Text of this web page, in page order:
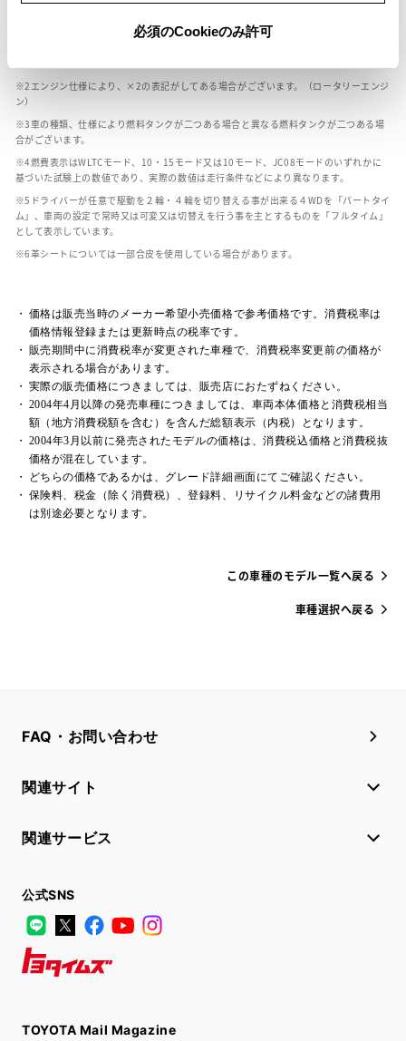
必須のCookieのみ許可
エンジン仕様により、×2の表記がしてある場合がございます。（ロータリーエンジ
ン）
車の種類、仕様により燃料タンクが二つある場合と異なる燃料タンクが二つある場
合がございます。
燃費表示はWLTCモード、10・15モード又は10モード、JC08モードのいずれかに
基づいた試験上の数値であり、実際の数値は走行条件などにより異なります。
ドライバーが任意で駆動を２輪・４輪を切り替える事が出来る４WDを「パートタイ
ム」、車両の設定で常時又は可変又は切替えを行う事を主とするものを「フルタイム」
として表示しています。
革シートについては一部合皮を使用している場合があります。
価格は販売当時のメーカー希望小売価格で参考価格です。消費税率は
価格情報登録または更新時点の税率です。
販売期間中に消費税率が変更された車種で、消費税率変更前の価格が
表示される場合があります。
実際の販売価格につきましては、販売店におたずねください。
2004年4月以降の発売車種につきましては、車両本体価格と消費税相当
額（地方消費税額を含む）を含んだ総額表示（内税）となります。
2004年3月以前に発売されたモデルの価格は、消費税込価格と消費税抜
価格が混在しています。
どちらの価格であるかは、グレード詳細画面にてご確認ください。
保険料、税金（除く消費税）、登録料、リサイクル料金などの諸費用
は別途必要となります。
この車種のモデル一覧へ戻る
車種選択へ戻る
FAQ・お問い合わせ
関連サイト
関連サービス
公式SNS
LINE
X FacebookYouTube
TOYOTA Mail Magazine